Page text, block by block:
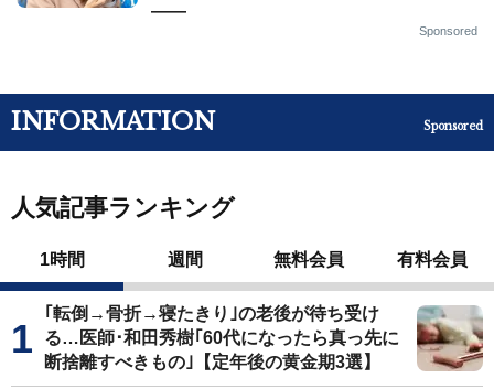
——
Sponsored
INFORMATION Sponsored
人気記事ランキング
1時間 週間 無料会員 有料会員
｢転倒→骨折→寝たきり｣の老後が待ち受け
る…医師･和田秀樹｢60代になったら真っ先に
断捨離すべきもの｣【定年後の黄金期3選】